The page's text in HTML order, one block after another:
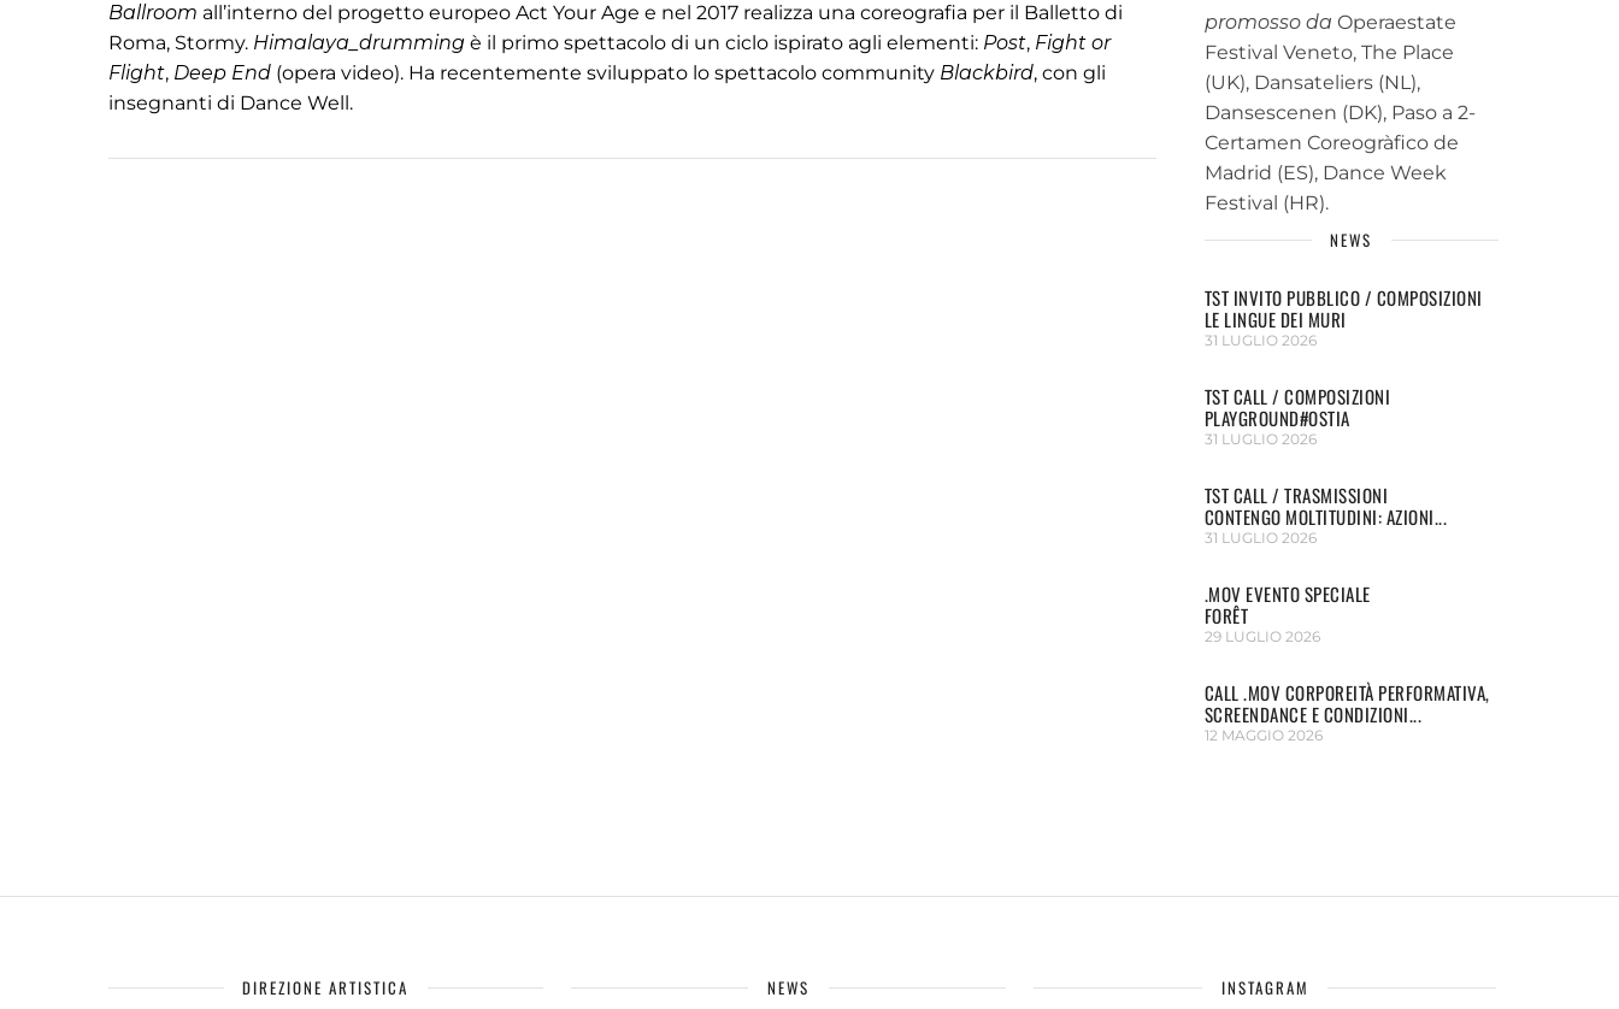
Ballroom all’interno del progetto europeo Act Your Age e nel 2017 realizza una coreografia per il Balletto di
Roma, Stormy. Himalaya_drumming è il primo spettacolo di un ciclo ispirato agli elementi: Post, Fight or
Flight, Deep End (opera video). Ha recentemente sviluppato lo spettacolo community Blackbird, con gli
insegnanti di Dance Well.
promosso da Operaestate
Festival Veneto, The Place
(UK), Dansateliers (NL),
Dansescenen (DK), Paso a 2-
Certamen Coreogràfico de
Madrid (ES), Dance Week
Festival (HR).
NEWS
TST INVITO PUBBLICO / COMPOSIZIONI
LE LINGUE DEI MURI
31 LUGLIO 2026
TST CALL / COMPOSIZIONI
PLAYGROUND#OSTIA
31 LUGLIO 2026
TST CALL / TRASMISSIONI
CONTENGO MOLTITUDINI: AZIONI...
31 LUGLIO 2026
.MOV EVENTO SPECIALE
FORÊT
29 LUGLIO 2026
CALL .MOV CORPOREITÀ PERFORMATIVA,
SCREENDANCE E CONDIZIONI...
12 MAGGIO 2026
DIREZIONE ARTISTICA NEWS INSTAGRAM